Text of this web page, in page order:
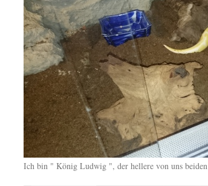
Ich bin " König Ludwig ", der hellere von uns beiden